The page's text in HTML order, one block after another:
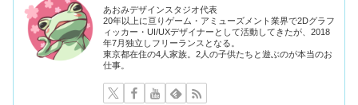
あおみデザインスタジオ代表
20年以上に亘りゲーム・アミューズメント業界で2Dグラフ
ィッカー・UI/UXデザイナーとして活動してきたが、2018
年7月独立しフリーランスとなる。
東京都在住の4人家族。2人の子供たちと遊ぶのが本当のお
仕事。